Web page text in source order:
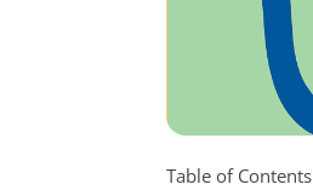
Table of Contents